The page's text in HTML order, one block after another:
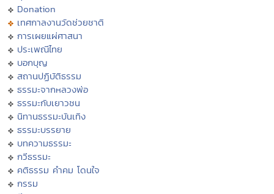
Donation
เทศกาลงานวัดช่วยชาติ
การเผยแผ่ศาสนา
ประเพณีไทย
บอกบุญ
สถานปฏิบัติธรรม
ธรรมะจากหลวงพ่อ
ธรรมะกับเยาวชน
นิทานธรรมะบันเทิง
ธรรมะบรรยาย
บทความธรรมะ
กวีธรรมะ
คติธรรม คำคม โดนใจ
กรรม